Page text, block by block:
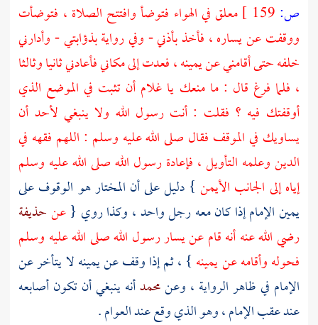
ص:
معلق في الهواء فتوضأ وافتتح الصلاة ، فتوضأت
ووقفت عن يساره ، فأخذ بأذني - وفي رواية بذؤابتي - وأدارني
خلفه حتى أقامني عن يمينه ، فعدت إلى مكاني فأعادني ثانيا وثالثا
، فلما فرغ قال : ما منعك يا غلام أن تثبت في الموضع الذي
أوقفتك فيه ؟ فقلت : أنت رسول الله ولا ينبغي لأحد أن
يساويك في الموقف فقال صلى الله عليه وسلم : اللهم فقهه في
الدين وعلمه التأويل ، فإعادة رسول الله صلى الله عليه وسلم
إياه إلى الجانب الأيمن } دليل على أن المختار هو الوقوف على
يمين الإمام إذا كان معه رجل واحد ، وكذا روي {عنحذيفة
رضي الله عنه أنه قام عن يسار رسول الله صلى الله عليه وسلم
فحوله وأقامه عن يمينه } ، ثم إذا وقف عن يمينه لا يتأخر عن
الإمام في ظاهر الرواية ، وعنمحمدأنه ينبغي أن تكون أصابعه
عند عقب الإمام ، وهو الذي وقع عند العوام .